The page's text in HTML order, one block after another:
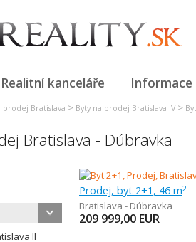
Realitní kanceláře Informace
prodej Bratislava > Byty na prodej Bratislava IV >
Bratislava - Dúbravka
II
Prodej, byt 2+1, 46 m2
Bratislava - Dúbravka
209 999,00 EUR